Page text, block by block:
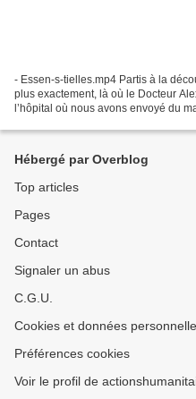
- Essen-s-tielles.mp4 Partis à la
plus exactement, là où le Docteur
l’hôpital où nous avons envoyé du
Hébergé par Overblog
Top articles
Pages
Contact
Signaler un abus
C.G.U.
Cookies et données
Préférences cookies
Voir le profil de